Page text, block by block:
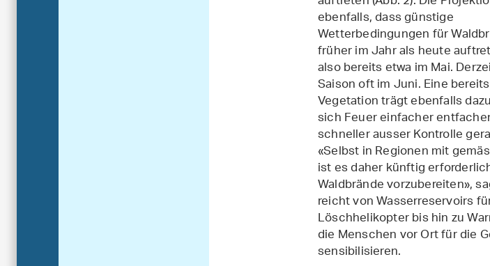
ebenfalls, dass günstige
Wetterbedingungen für
früher im Jahr als heute
also bereits etwa im Mai.
Saison oft im Juni. Eine
Vegetation trägt ebenfalls
sich Feuer einfacher
schneller ausser Kontrolle
«Selbst in Regionen mit
ist es daher künftig
Waldbrände vorzubereiten»,
reicht von Wasserreservoirs
Löschhelikopter bis hin zu
die Menschen vor Ort für die
sensibilisieren.